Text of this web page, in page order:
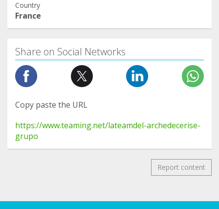
Country
France
Share on Social Networks
Copy paste the URL
https://www.teaming.net/lateamdel-archedecerise-
grupo
Report content